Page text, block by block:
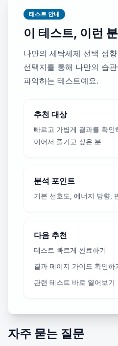
테스트 안내
이 테스트, 이런
나만의 세탁세제 선택 성
선택지를 통해 나만의 습
파악하는 테스트예요.
추천 대상
빠르고 가볍게 결과를 확인
이어서 즐기고 싶은 분
분석 포인트
기본 선호도, 에너지 방향,
다음 추천
테스트 빠르게 완료하기
결과 페이지 가이드 확인하
관련 테스트 바로 열어보기
자주 묻는 질문